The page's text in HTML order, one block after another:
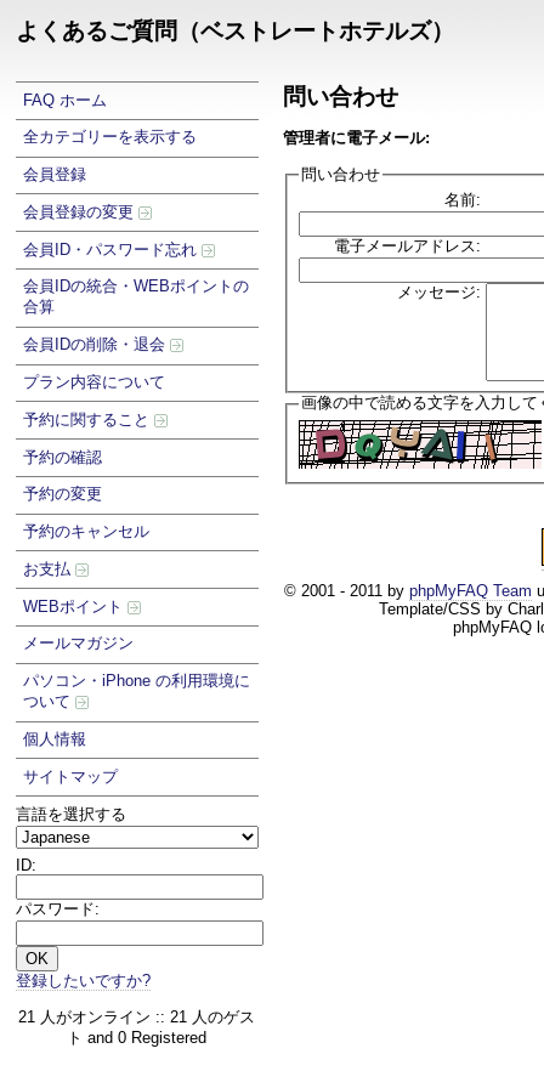
よくあるご質問（ベストレートホテルズ）
FAQ ホーム
全カテゴリーを表示する
会員登録
会員登録の変更
会員ID・パスワード忘れ
会員IDの統合・WEBポイントの
合算
会員IDの削除・退会
プラン内容について
予約に関すること
予約の確認
予約の変更
予約のキャンセル
お支払
WEBポイント
メールマガジン
パソコン・iPhone の利用環境に
ついて
個人情報
サイトマップ
言語を選択する
ID:
パスワード:
登録したいですか?
21 人がオンライン :: 21 人のゲス
ト and 0 Registered
問い合わせ
管理者に電子メール:
問い合わせ
名前:
電子メールアドレス:
メッセージ:
画像の中で読める文字を入力して
© 2001 - 2011 by phpMyFAQ Team
Template/CSS by
phpMyFAQ